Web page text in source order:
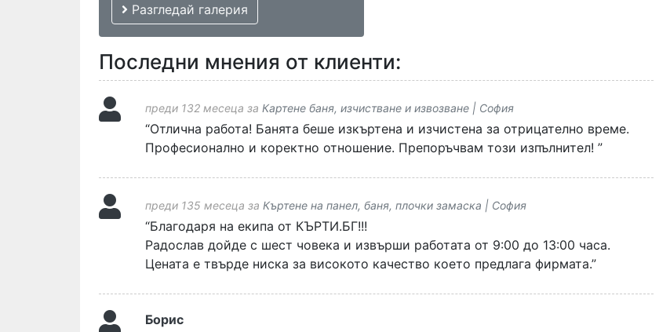
Разгледай галерия
Последни мнения от клиенти:
преди 132 месеца за Картене баня, изчистване и извозване | София
“Отлична работа! Банята беше изкъртена и изчистена за отрицателно време.
Професионално и коректно отношение. Препоръчвам този изпълнител! ”
преди 135 месеца за Къртене на панел, баня, плочки замаска | София
“Благодаря на екипа от КЪРТИ.БГ!!!
Радослав дойде с шест човека и извърши работата от 9:00 до 13:00 часа.
Цената е твърде ниска за високото качество което предлага фирмата.”
Борис